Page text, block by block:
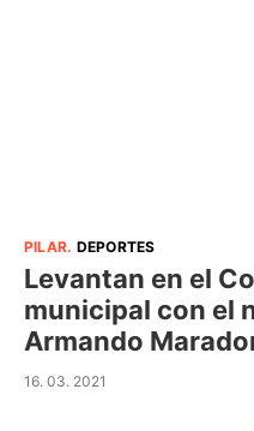
PILAR. DEPORTES
Levantan en el
municipal con el
Armando
16. 03. 2021